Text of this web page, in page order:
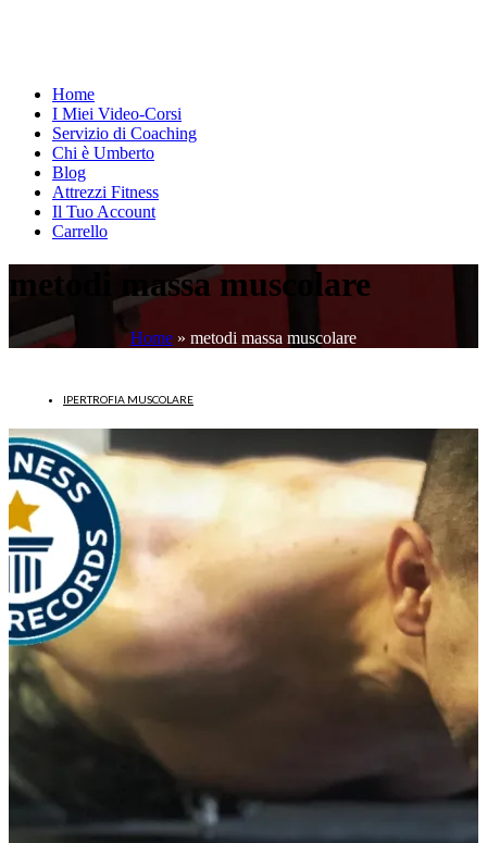
Home
I Miei Video-Corsi
Servizio di Coaching
Chi è Umberto
Blog
Attrezzi Fitness
Il Tuo Account
Carrello
metodi massa muscolare
Home » metodi massa muscolare
IPERTROFIA MUSCOLARE